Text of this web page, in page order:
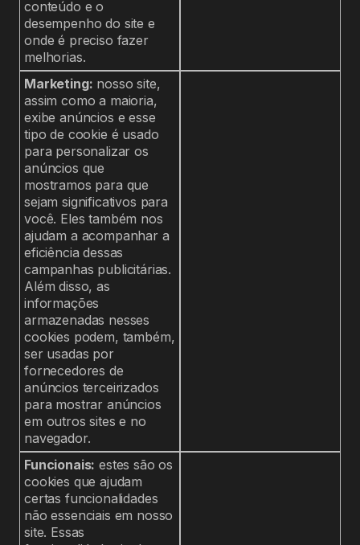
conteúdo e o
desempenho do site e
onde é preciso fazer
melhorias.
Marketing: nosso site,
assim como a maioria,
exibe anúncios e esse
tipo de cookie é usado
para personalizar os
anúncios que
mostramos para que
sejam significativos para
você. Eles também nos
ajudam a acompanhar a
eficiência dessas
campanhas publicitárias.
Além disso, as
informações
armazenadas nesses
cookies podem, também,
ser usadas por
fornecedores de
anúncios terceirizados
para mostrar anúncios
em outros sites e no
navegador.
Funcionais: estes são os
cookies que ajudam
certas funcionalidades
não essenciais em nosso
site. Essas